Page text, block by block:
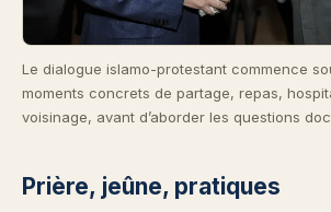
Le dialogue islamo-protestant commence
moments concrets de partage, repas,
voisinage, avant d’aborder les questions
Prière, jeûne, pratiques